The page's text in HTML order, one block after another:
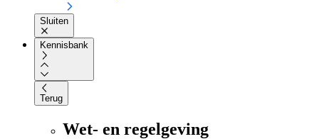
Sluiten
Kennisbank
Terug
Wet- en regelgeving